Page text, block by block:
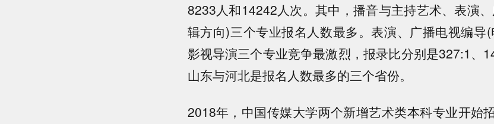
8233人和14242人次。其中，播音与主持艺术、表演
辑方向)三个专业报名人数最多。表演、广播电视编导
影视导演三个专业竞争最激烈，报录比分别是327:1、
山东与河北是报名人数最多的三个省份。
2018年，中国传媒大学两个新增艺术类本科专业开始